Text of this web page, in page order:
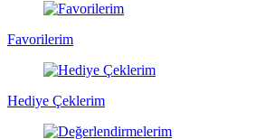
Favorilerim
Hediye Çeklerim